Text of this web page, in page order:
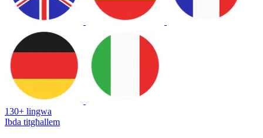
130+ lingwa
Ibda titgħallem